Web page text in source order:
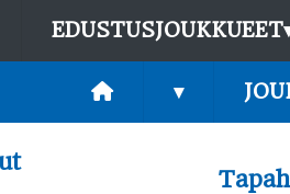
EDUSTUSJOUKKUEET
▾